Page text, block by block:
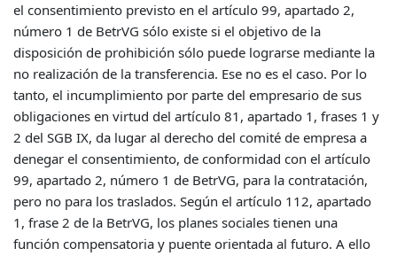
el consentimiento previsto en el artículo 99, apartado 2,
número 1 de BetrVG sólo existe si el objetivo de la
disposición de prohibición sólo puede lograrse mediante la
no realización de la transferencia. Ese no es el caso. Por lo
tanto, el incumplimiento por parte del empresario de sus
obligaciones en virtud del artículo 81, apartado 1, frases 1 y
2 del SGB IX, da lugar al derecho del comité de empresa a
denegar el consentimiento, de conformidad con el artículo
99, apartado 2, número 1 de BetrVG, para la contratación,
pero no para los traslados. Según el artículo 112, apartado
1, frase 2 de la BetrVG, los planes sociales tienen una
función compensatoria y puente orientada al futuro. A ello